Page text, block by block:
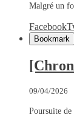
Malgré un
Facebook
Bookmark
09/04/2026
Poursuite